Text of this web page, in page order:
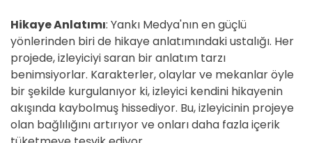
Hikaye Anlatımı: Yankı Medya'nın en güçlü
yönlerinden biri de hikaye anlatımındaki ustalığı. Her
projede, izleyiciyi saran bir anlatım tarzı
benimsiyorlar. Karakterler, olaylar ve mekanlar öyle
bir şekilde kurgulanıyor ki, izleyici kendini hikayenin
akışında kaybolmuş hissediyor. Bu, izleyicinin projeye
olan bağlılığını artırıyor ve onları daha fazla içerik